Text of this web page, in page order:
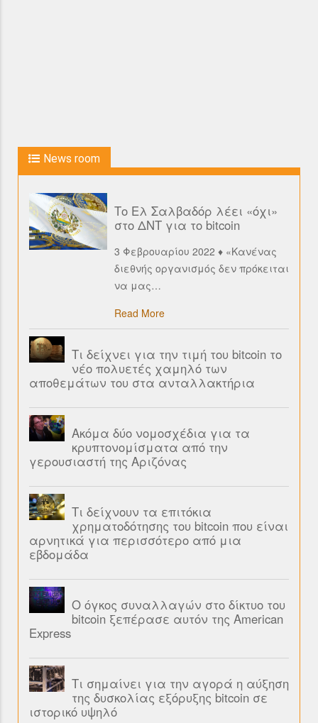
News room
Το Ελ Σαλβαδόρ λέει «όχι»
στο ΔΝΤ για το bitcoin
3 Φεβρουαρίου 2022 ♦ «Κανένας
διεθνής οργανισμός δεν πρόκειται
να μας…
Read More
Τι δείχνει για την τιμή του bitcoin το
νέο πολυετές χαμηλό των
αποθεμάτων του στα ανταλλακτήρια
Ακόμα δύο νομοσχέδια για τα
κρυπτονομίσματα από την
γερουσιαστή της Αριζόνας
Τι δείχνουν τα επιτόκια
χρηματοδότησης του bitcoin που είναι
αρνητικά για περισσότερο από μια
εβδομάδα
Ο όγκος συναλλαγών στο δίκτυο του
bitcoin ξεπέρασε αυτόν της American
Express
Τι σημαίνει για την αγορά η αύξηση
της δυσκολίας εξόρυξης bitcoin σε
ιστορικό υψηλό